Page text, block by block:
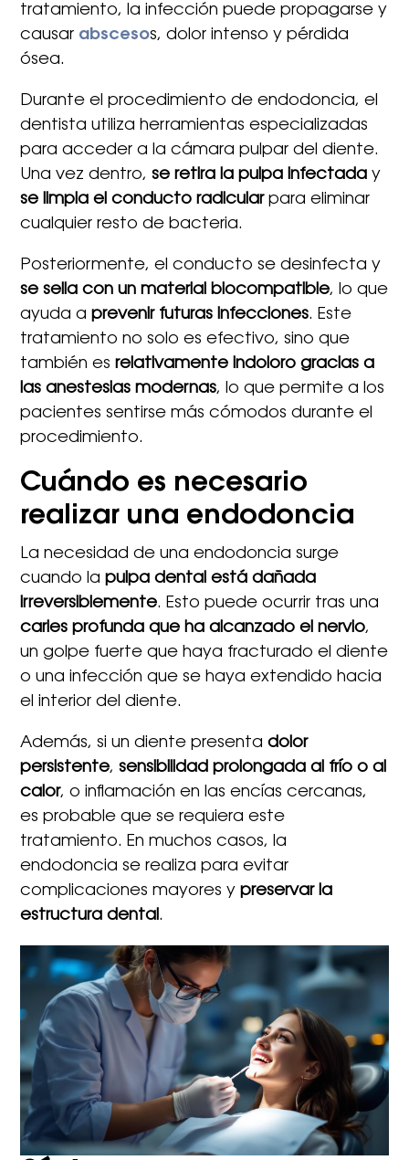
tratamiento, la infección puede propagarse y
causar abscesos, dolor intenso y pérdida
ósea.
Durante el procedimiento de endodoncia, el
dentista utiliza herramientas especializadas
para acceder a la cámara pulpar del diente.
Una vez dentro,se retira la pulpa infectada y
se limpia el conducto radicularpara eliminar
cualquier resto de bacteria.
Posteriormente, el conducto se desinfecta y
se sella con un material biocompatible, lo que
ayuda a prevenir futuras infecciones. Este
tratamiento no solo es efectivo, sino que
también es relativamente indoloro gracias a
las anestesias modernas, lo que permite a los
pacientes sentirse más cómodos durante el
procedimiento.
Cuándo es necesario
realizar una endodoncia
La necesidad de una endodoncia surge
cuando la pulpa dental está dañada
irreversiblemente. Esto puede ocurrir tras una
caries profunda que ha alcanzado el nervio,
un golpe fuerte que haya fracturado el diente
o una infección que se haya extendido hacia
el interior del diente.
Además, si un diente presentadolor
persistente,sensibilidad prolongada al frío o al
calor, o inflamación en las encías cercanas,
es probable que se requiera este
tratamiento. En muchos casos, la
endodoncia se realiza para evitar
complicaciones mayores y preservar la
estructura dental .